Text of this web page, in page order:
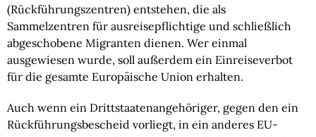
(Rückführungszentren) entstehen, die als
Sammelzentren für ausreisepflichtige und schließlich
abgeschobene Migranten dienen. Wer einmal
ausgewiesen wurde, soll außerdem ein Einreiseverbot
für die gesamte Europäische Union erhalten.
Auch wenn ein Drittstaatenangehöriger, gegen den ein
Rückführungsbescheid vorliegt, in ein anderes EU-